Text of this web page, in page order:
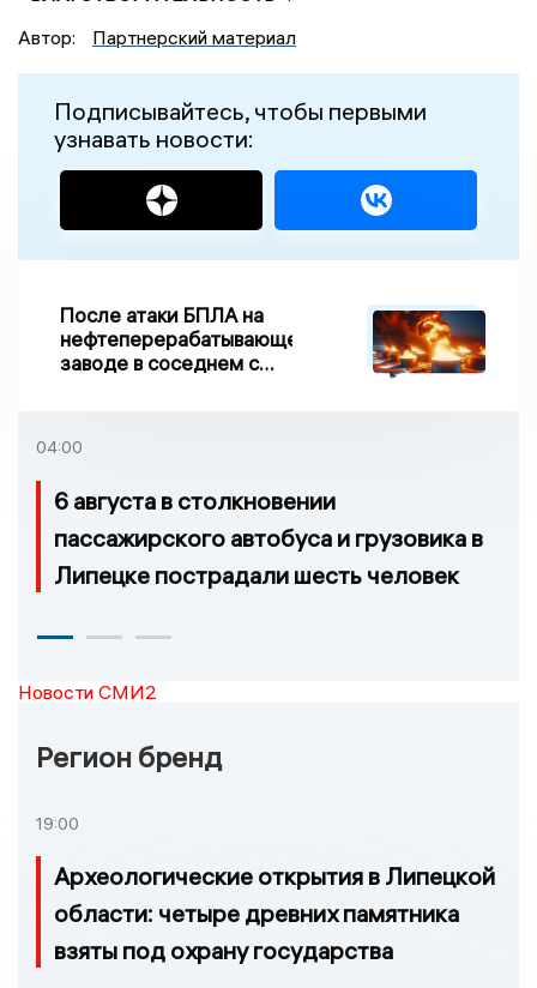
Автор:
Партнерский материал
Подписывайтесь, чтобы первыми
узнавать новости:
После атаки БПЛА на
нефтеперерабатывающем
заводе в соседнем с
04:00
6 августа в столкновении
пассажирского автобуса и грузовика в
Липецке пострадали шесть человек
Новости СМИ2
Регион бренд
19:00
Археологические открытия в Липецкой
области: четыре древних памятника
взяты под охрану государства